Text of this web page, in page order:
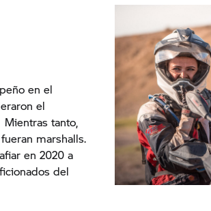
en el
el
tanto,
marshalls.
en 2020 a
del